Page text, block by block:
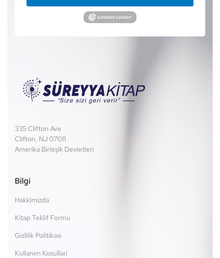
335 Clifton Ave
Clifton, NJ 07011
Amerika Birleşik Devletleri
Bilgi
Hakkimizda
Kitap Teklif Formu
Gizlilik Politikasi
Kullanim Kosullari